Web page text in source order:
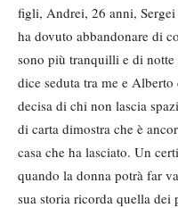
figli, Andrei, 26 anni,
ha dovuto abbandonare di
sono più tranquilli e di
dice seduta tra me e
decisa di chi non lascia
di carta dimostra che è
casa che ha lasciato. Un
quando la donna potrà far
sua storia ricorda quella dei